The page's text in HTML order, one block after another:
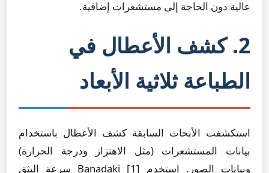
عالية دون الحاجة إلى مستشعرات إضافية.
2. كشف الأعطال في
الطباعة ثلاثية الأبعاد
استكشفت الأبحاث السابقة كشف الأعطال باستخدام
بيانات المستشعرات (مثل الاهتزاز ودرجة الحرارة)
وبيانات الصور. استخدم Banadaki [1] سرعة البثق